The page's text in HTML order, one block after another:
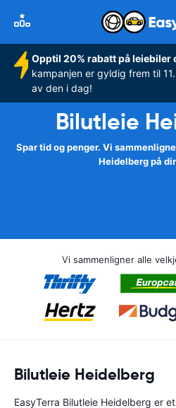
Opptil 20% rabatt på leiebiler
kampanjen er gyldig frem til
av den i dag!
Bilutleie
Spar tid og penger. Vi
Heidelberg på
Vi sammenligner alle
Bilutleie Heidelberg
EasyTerra Bilutleie Heidelberg er